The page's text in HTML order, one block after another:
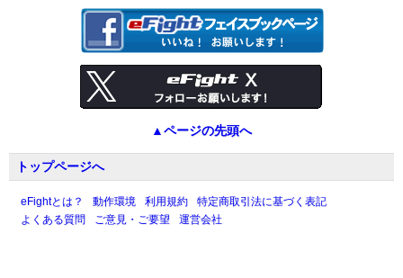
▲ページの先頭へ
トップページへ
eFightとは？ 動作環境 利用規約
特定商取引法に基づく表記
よくある質問
ご意見・ご要望 運営会社